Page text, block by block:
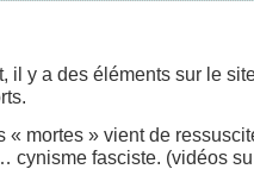
il y a des éléments sur le
« mortes » vient de
cynisme fasciste. (vidéos